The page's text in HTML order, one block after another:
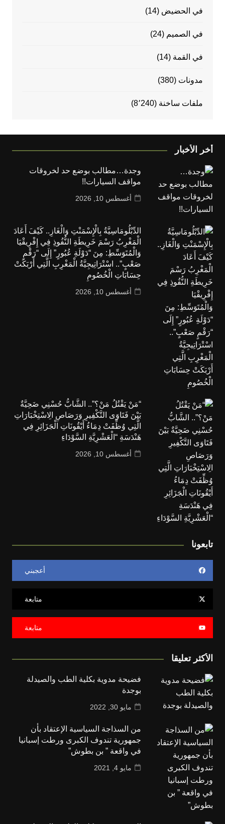
في الحضيض (14)
في الصميم (24)
في القمة (14)
مدونات (380)
ملفات ساخنة (8٬240)
أخر الأخبار
وجدة…مطالب بوضع حد لخروقات
مواقف السيارات!!
أغسطس 10, 2026
الدِّبْلُومَاسِيَّةُ بِالْإِسْمَنْتِ وَالْغَازِ.. كَيْفَ أَعَادَ
الْمَغْرِبُ رَسْمَ خَرِيطَةِ النُّفُوذِ فِي إِفْرِيقْيَا
وَالْمُتَوَسِّطِ: مِنَ “دَوْلَةِ عُبُورٍ” إِلَى “رَقْمٍ
صَعْبٍ”.. اسْتْرَاتِيجِيَّةُ الْمَغْرِبِ الَّتِي أَرْبَكَتْ
حِسَابَاتِ الْخُصُومِ
أغسطس 10, 2026
“مَنْ يَقْتُلُ مَنْ؟”.. الشَّابُّ حُسْنِي ضَحِيَّةٌ
بَيْنَ فَتَاوَى التَّكْفِيرِ وَرَصَاصِ الِاسْتِخْبَارَاتِ
الَّتِي وُظِّفَتْ دِمَاءُ أَيْقُونَاتِ الْجَزَائِرِ فِي
هَنْدَسَةِ “الْعَشْرِيَّةِ السَّوْدَاءِ
أغسطس 10, 2026
تابعونا
أعجبني
متابعة
متابعة
الأكثر تعليقا
فضيحة مدوية بكلية الطب والصيدلة
بوجدة
مايو 30, 2022
من السذاجة السياسية الإعتقاد بأن
جمهورية تندوف الكبرى ورطت إسبانيا
في واقعة ” بن بطوش”
مايو 4, 2021